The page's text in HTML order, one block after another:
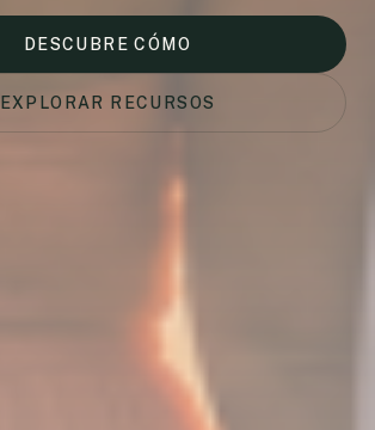
DESCUBRE CÓMO
EXPLORAR RECURSOS